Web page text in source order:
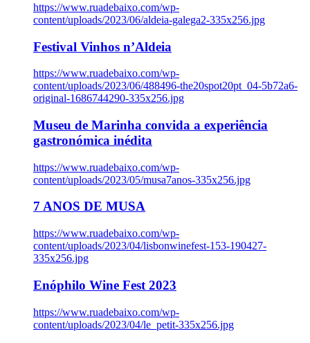
https://www.ruadebaixo.com/wp-
content/uploads/2023/06/aldeia-galega2-335x256.jpg
Festival Vinhos n’Aldeia
https://www.ruadebaixo.com/wp-
content/uploads/2023/06/488496-the20spot20pt_04-5b72a6-
original-1686744290-335x256.jpg
Museu de Marinha convida a experiência
gastronómica inédita
https://www.ruadebaixo.com/wp-
content/uploads/2023/05/musa7anos-335x256.jpg
7 ANOS DE MUSA
https://www.ruadebaixo.com/wp-
content/uploads/2023/04/lisbonwinefest-153-190427-
335x256.jpg
Enóphilo Wine Fest 2023
https://www.ruadebaixo.com/wp-
content/uploads/2023/04/le_petit-335x256.jpg